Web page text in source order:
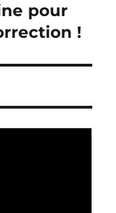
pour
!